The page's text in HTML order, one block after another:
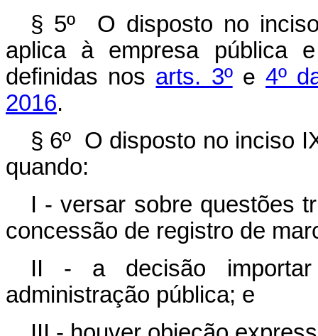
§ 5º O disposto no
aplica à empresa pública
definidas nos arts. 3º e4º
2016.
§ 6º O disposto no inciso
quando:
I - versar sobre questões
concessão de registro de
II - a decisão importar
administração pública; e